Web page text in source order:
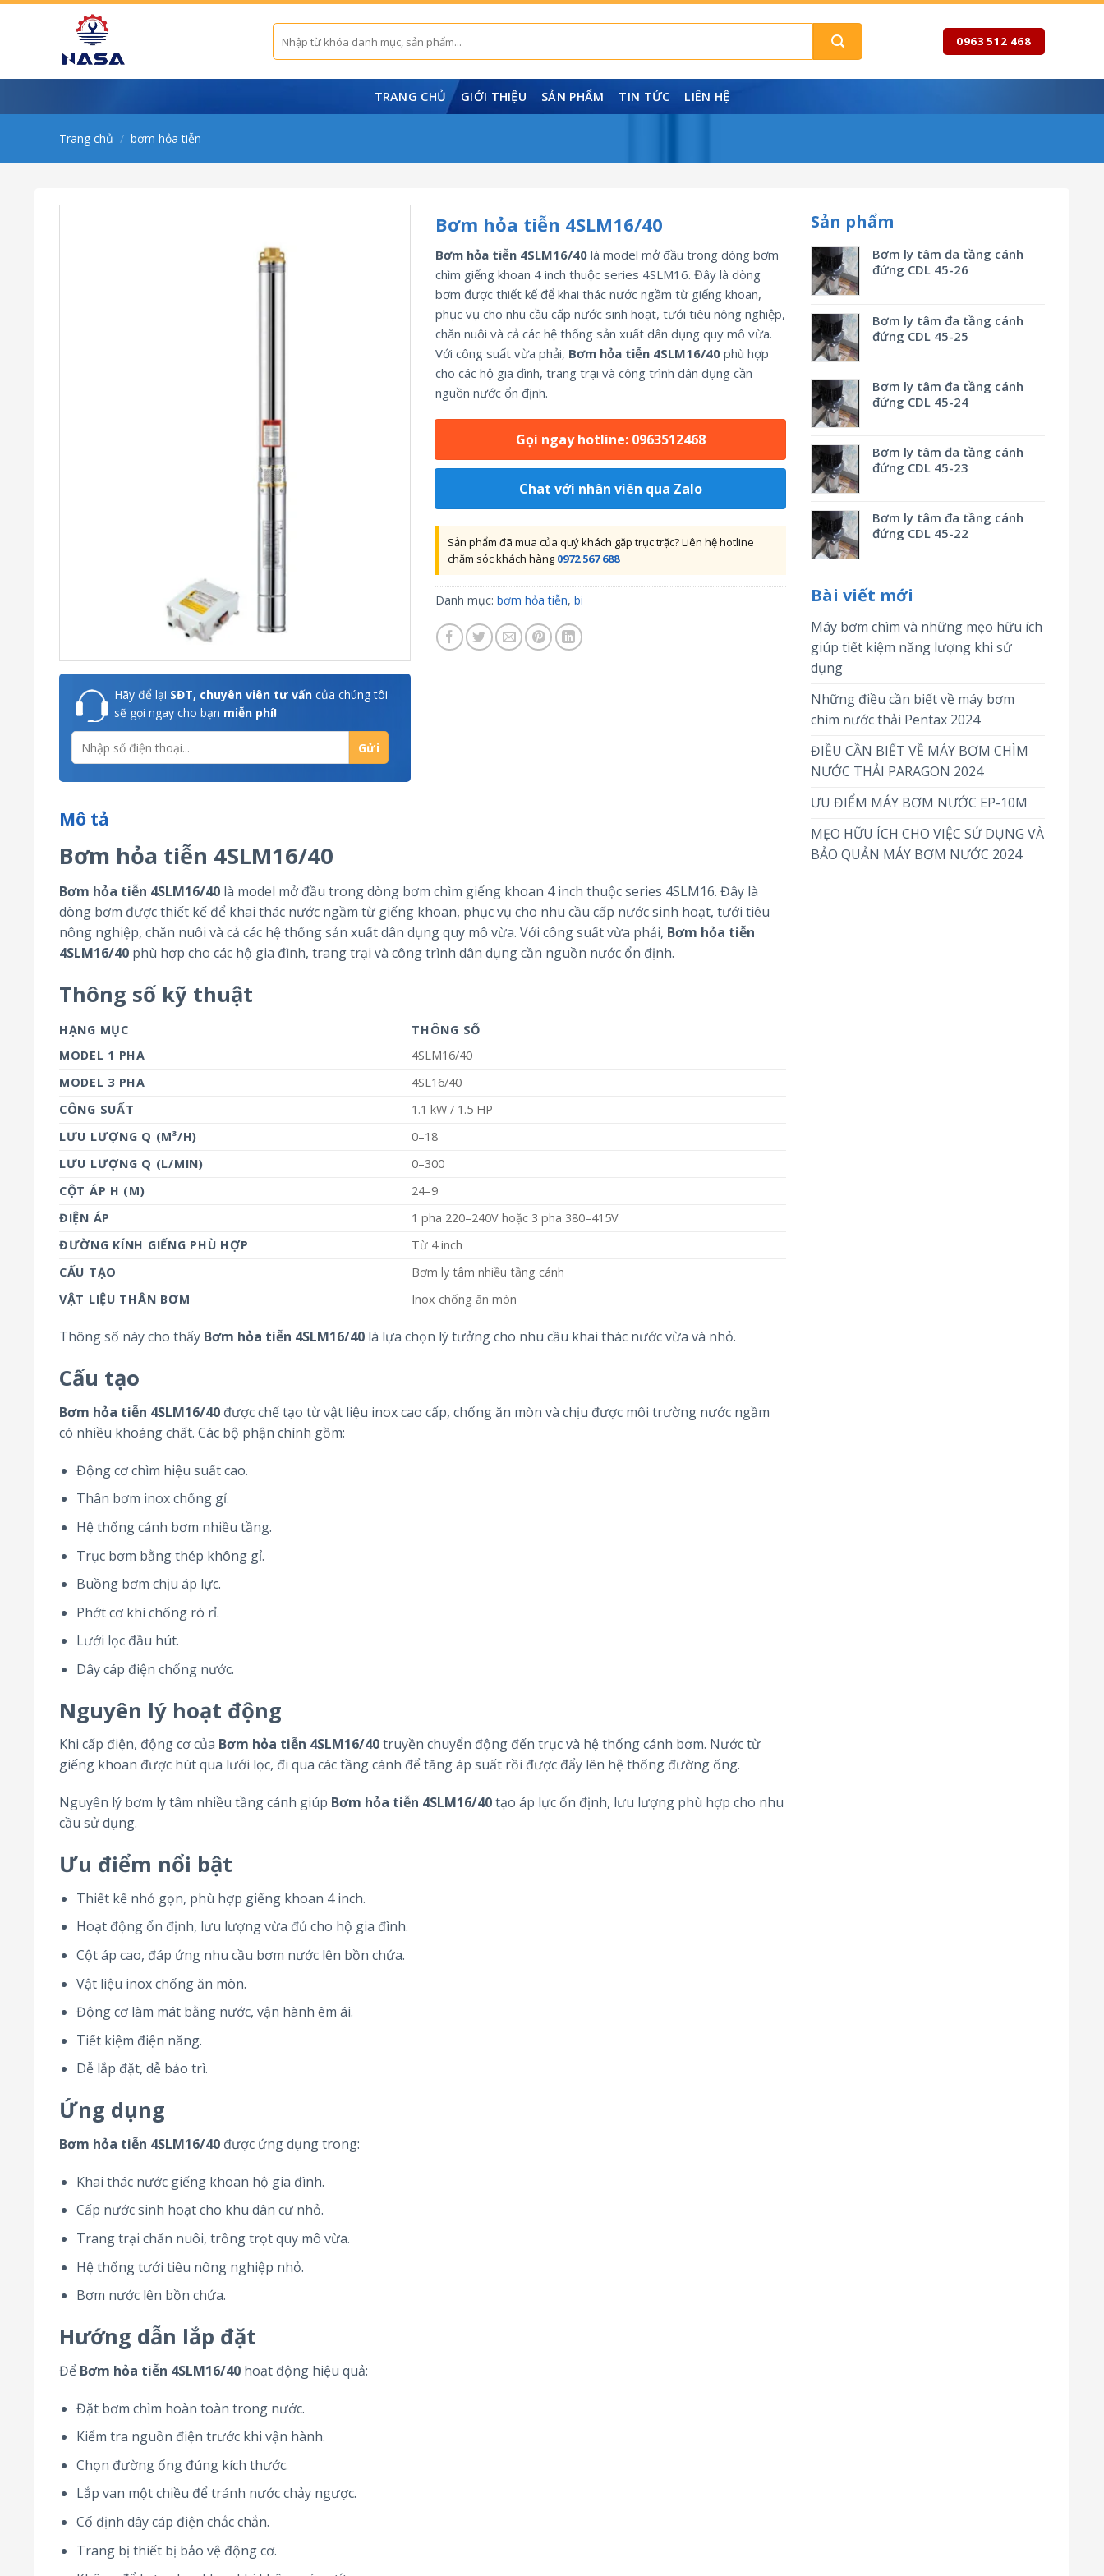
Skip
Tìm
kiếm:
0963 512 468
TRANG CHỦ GIỚI THIỆU SẢN PHẨM TIN TỨC LIÊN HỆ
Trang chủ / bơm hỏa tiễn
Sản phẩm
Bơm ly tâm đa tầng cánh
đứng CDL 45-26
Bơm ly tâm đa tầng cánh
đứng CDL 45-25
Bơm ly tâm đa tầng cánh
đứng CDL 45-24
Bơm ly tâm đa tầng cánh
đứng CDL 45-23
Bơm ly tâm đa tầng cánh
đứng CDL 45-22
Bài viết mới
Máy bơm chìm và những mẹo hữu ích
giúp tiết kiệm năng lượng khi sử
dụng
Những điều cần biết về máy bơm
chìm nước thải Pentax 2024
ĐIỀU CẦN BIẾT VỀ MÁY BƠM CHÌM
NƯỚC THẢI PARAGON 2024
ƯU ĐIỂM MÁY BƠM NƯỚC EP-10M
MẸO HỮU ÍCH CHO VIỆC SỬ DỤNG VÀ
BẢO QUẢN MÁY BƠM NƯỚC 2024
Hãy để lại SĐT, chuyên viên tư vấn của chúng tôi
sẽ gọi ngay cho bạn miễn phí!
Bơm hỏa tiễn 4SLM16/40
Bơm hỏa tiễn 4SLM16/40là model mở đầu trong dòng bơm
chìm giếng khoan 4 inch thuộc series 4SLM16. Đây là dòng
bơm được thiết kế để khai thác nước ngầm từ giếng khoan,
phục vụ cho nhu cầu cấp nước sinh hoạt, tưới tiêu nông nghiệp,
chăn nuôi và cả các hệ thống sản xuất dân dụng quy mô vừa.
Với công suất vừa phải, Bơm hỏa tiễn 4SLM16/40phù hợp
cho các hộ gia đình, trang trại và công trình dân dụng cần
nguồn nước ổn định.
Gọi ngay hotline: 0963512468
Chat với nhân viên qua Zalo
Sản phẩm đã mua của quý khách gặp trục trặc? Liên hệ hotline
chăm sóc khách hàng 0972 567 688
Danh mục: bơm hỏa tiễn, bi
Mô tả
Bơm hỏa tiễn 4SLM16/40
Bơm hỏa tiễn 4SLM16/40 là model mở đầu trong dòng bơm chìm giếng khoan 4 inch thuộc series 4SLM16. Đây là
dòng bơm được thiết kế để khai thác nước ngầm từ giếng khoan, phục vụ cho nhu cầu cấp nước sinh hoạt, tưới tiêu
nông nghiệp, chăn nuôi và cả các hệ thống sản xuất dân dụng quy mô vừa. Với công suất vừa phải, Bơm hỏa tiễn
4SLM16/40 phù hợp cho các hộ gia đình, trang trại và công trình dân dụng cần nguồn nước ổn định.
Thông số kỹ thuật
HẠNG MỤC
THÔNG SỐ
MODEL 1 PHA
4SLM16/40
MODEL 3 PHA
4SL16/40
CÔNG SUẤT
1.1 kW / 1.5 HP
LƯU LƯỢNG Q (M³/H)
0–18
LƯU LƯỢNG Q (L/MIN)
0–300
CỘT ÁP H (M)
24–9
ĐIỆN ÁP
1 pha 220–240V hoặc 3 pha 380–415V
ĐƯỜNG KÍNH GIẾNG PHÙ HỢP
Từ 4 inch
CẤU TẠO
Bơm ly tâm nhiều tầng cánh
VẬT LIỆU THÂN BƠM
Inox chống ăn mòn
Thông số này cho thấy Bơm hỏa tiễn 4SLM16/40 là lựa chọn lý tưởng cho nhu cầu khai thác nước vừa và nhỏ.
Cấu tạo
Bơm hỏa tiễn 4SLM16/40 được chế tạo từ vật liệu inox cao cấp, chống ăn mòn và chịu được môi trường nước ngầm
có nhiều khoáng chất. Các bộ phận chính gồm:
Động cơ chìm hiệu suất cao.
Thân bơm inox chống gỉ.
Hệ thống cánh bơm nhiều tầng.
Trục bơm bằng thép không gỉ.
Buồng bơm chịu áp lực.
Phớt cơ khí chống rò rỉ.
Lưới lọc đầu hút.
Dây cáp điện chống nước.
Nguyên lý hoạt động
Khi cấp điện, động cơ của Bơm hỏa tiễn 4SLM16/40truyền chuyển động đến trục và hệ thống cánh bơm. Nước từ
giếng khoan được hút qua lưới lọc, đi qua các tầng cánh để tăng áp suất rồi được đẩy lên hệ thống đường ống.
Nguyên lý bơm ly tâm nhiều tầng cánh giúp Bơm hỏa tiễn 4SLM16/40tạo áp lực ổn định, lưu lượng phù hợp cho nhu
cầu sử dụng.
Ưu điểm nổi bật
Thiết kế nhỏ gọn, phù hợp giếng khoan 4 inch.
Hoạt động ổn định, lưu lượng vừa đủ cho hộ gia đình.
Cột áp cao, đáp ứng nhu cầu bơm nước lên bồn chứa.
Vật liệu inox chống ăn mòn.
Động cơ làm mát bằng nước, vận hành êm ái.
Tiết kiệm điện năng.
Dễ lắp đặt, dễ bảo trì.
Ứng dụng
Bơm hỏa tiễn 4SLM16/40 được ứng dụng trong:
Khai thác nước giếng khoan hộ gia đình.
Cấp nước sinh hoạt cho khu dân cư nhỏ.
Trang trại chăn nuôi, trồng trọt quy mô vừa.
Hệ thống tưới tiêu nông nghiệp nhỏ.
Bơm nước lên bồn chứa.
Hướng dẫn lắp đặt
Để Bơm hỏa tiễn 4SLM16/40 hoạt động hiệu quả:
Đặt bơm chìm hoàn toàn trong nước.
Kiểm tra nguồn điện trước khi vận hành.
Chọn đường ống đúng kích thước.
Lắp van một chiều để tránh nước chảy ngược.
Cố định dây cáp điện chắc chắn.
Trang bị thiết bị bảo vệ động cơ.